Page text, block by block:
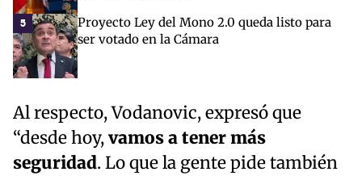
5
Proyecto Ley del Mono 2.0 queda listo para
ser votado en la Cámara
Al respecto, Vodanovic, expresó que
“desde hoy,vamos a tener más
seguridad. Lo que la gente pide también